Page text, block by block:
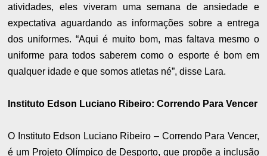
atividades, eles viveram uma semana de ansiedade e
expectativa aguardando as informações sobre a entrega
dos uniformes. “Aqui é muito bom, mas faltava mesmo o
uniforme para todos saberem como o esporte é bom em
qualquer idade e que somos atletas né”, disse Lara.
Instituto Edson Luciano Ribeiro: Correndo Para Vencer
O Instituto Edson Luciano Ribeiro – Correndo Para Vencer,
é um Projeto Olímpico de Desporto, que propõe a inclusão